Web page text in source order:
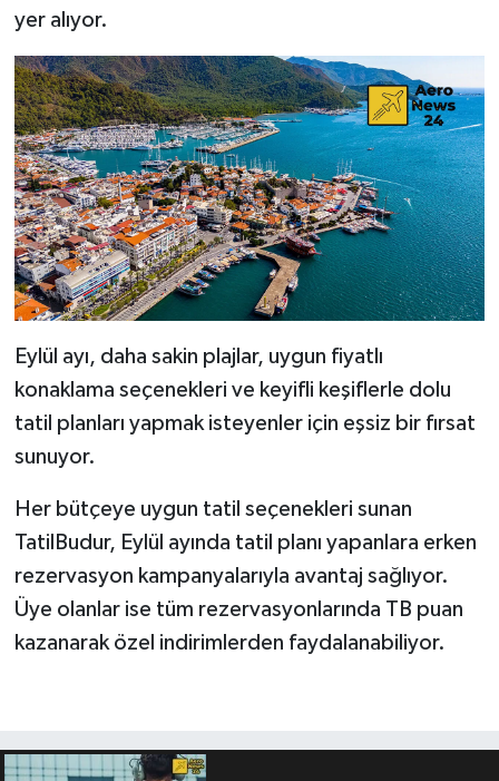
yer alıyor.
Eylül ayı, daha sakin plajlar, uygun fiyatlı
konaklama seçenekleri ve keyifli keşiflerle dolu
tatil planları yapmak isteyenler için eşsiz bir fırsat
sunuyor.
Her bütçeye uygun tatil seçenekleri sunan
TatilBudur, Eylül ayında tatil planı yapanlara erken
rezervasyon kampanyalarıyla avantaj sağlıyor.
Üye olanlar ise tüm rezervasyonlarında TB puan
kazanarak özel indirimlerden faydalanabiliyor.